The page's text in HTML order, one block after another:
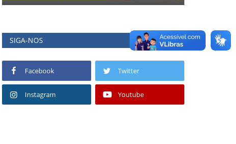
SIGA-NOS
Facebook Twitter
Instagram Youtube